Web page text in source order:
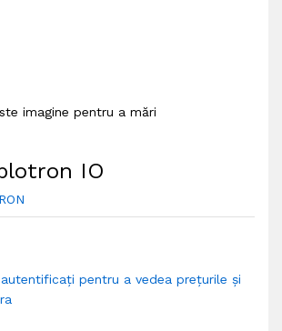
imagine pentru a mări
IO
pentru a vedea prețurile și